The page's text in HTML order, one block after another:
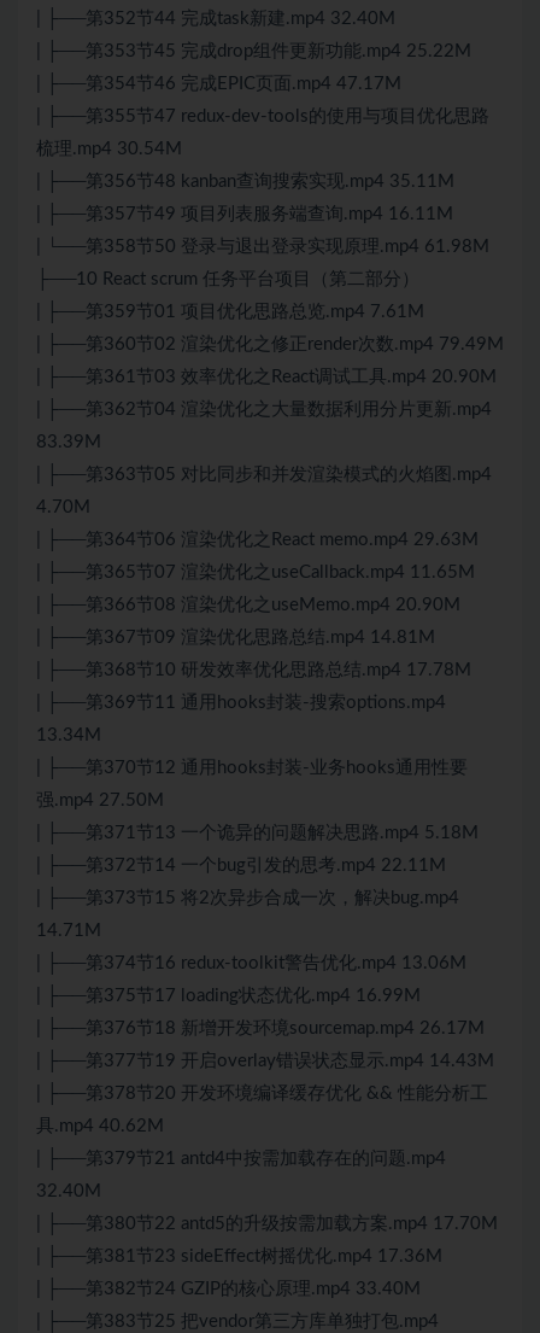
| ├──第352节44 完成task新建.mp4 32.40M
| ├──第353节45 完成drop组件更新功能.mp4 25.22M
| ├──第354节46 完成EPIC页面.mp4 47.17M
| ├──第355节47 redux-dev-tools的使用与项目优化思路
梳理.mp4 30.54M
| ├──第356节48 kanban查询搜索实现.mp4 35.11M
| ├──第357节49 项目列表服务端查询.mp4 16.11M
| └──第358节50 登录与退出登录实现原理.mp4 61.98M
├──10 React scrum 任务平台项目（第二部分）
| ├──第359节01 项目优化思路总览.mp4 7.61M
| ├──第360节02 渲染优化之修正render次数.mp4 79.49M
| ├──第361节03 效率优化之React调试工具.mp4 20.90M
| ├──第362节04 渲染优化之大量数据利用分片更新.mp4
83.39M
| ├──第363节05 对比同步和并发渲染模式的火焰图.mp4
4.70M
| ├──第364节06 渲染优化之React memo.mp4 29.63M
| ├──第365节07 渲染优化之useCallback.mp4 11.65M
| ├──第366节08 渲染优化之useMemo.mp4 20.90M
| ├──第367节09 渲染优化思路总结.mp4 14.81M
| ├──第368节10 研发效率优化思路总结.mp4 17.78M
| ├──第369节11 通用hooks封装-搜索options.mp4
13.34M
| ├──第370节12 通用hooks封装-业务hooks通用性要
强.mp4 27.50M
| ├──第371节13 一个诡异的问题解决思路.mp4 5.18M
| ├──第372节14 一个bug引发的思考.mp4 22.11M
| ├──第373节15 将2次异步合成一次，解决bug.mp4
14.71M
| ├──第374节16 redux-toolkit警告优化.mp4 13.06M
| ├──第375节17 loading状态优化.mp4 16.99M
| ├──第376节18 新增开发环境sourcemap.mp4 26.17M
| ├──第377节19 开启overlay错误状态显示.mp4 14.43M
| ├──第378节20 开发环境编译缓存优化 && 性能分析工
具.mp4 40.62M
| ├──第379节21 antd4中按需加载存在的问题.mp4
32.40M
| ├──第380节22 antd5的升级按需加载方案.mp4 17.70M
| ├──第381节23 sideEffect树摇优化.mp4 17.36M
| ├──第382节24 GZIP的核心原理.mp4 33.40M
| ├──第383节25 把vendor第三方库单独打包.mp4